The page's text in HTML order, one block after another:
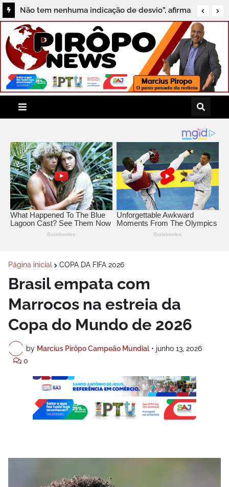
Dino manda PF investigar emendas Pix de vice
de Flávio e Hugo Motta
Página inicial COPA DA FIFA 2026
Brasil empata com
Marrocos na estreia da
Copa do Mundo de 2026
by Marcius Pirôpo Campeão Mundial • junho 13, 2026
0